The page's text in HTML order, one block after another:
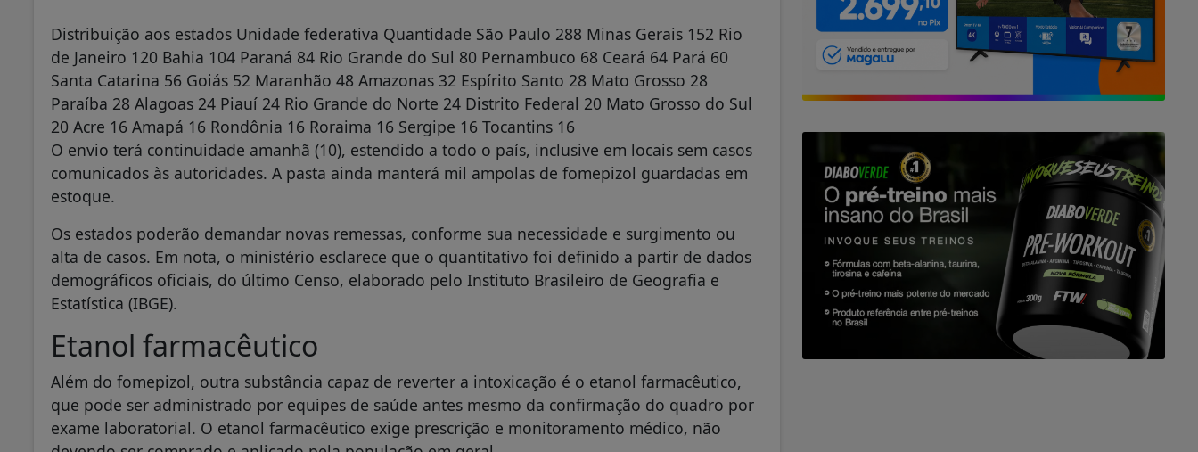
Distribuição aos estados Unidade federativa Quantidade São Paulo 288 Minas Gerais 152 Rio
de Janeiro 120 Bahia 104 Paraná 84 Rio Grande do Sul 80 Pernambuco 68 Ceará 64 Pará 60
Santa Catarina 56 Goiás 52 Maranhão 48 Amazonas 32 Espírito Santo 28 Mato Grosso 28
Paraíba 28 Alagoas 24 Piauí 24 Rio Grande do Norte 24 Distrito Federal 20 Mato Grosso do Sul
20 Acre 16 Amapá 16 Rondônia 16 Roraima 16 Sergipe 16 Tocantins 16
O envio terá continuidade amanhã (10), estendido a todo o país, inclusive em locais sem casos
comunicados às autoridades. A pasta ainda manterá mil ampolas de fomepizol guardadas em
estoque.
Os estados poderão demandar novas remessas, conforme sua necessidade e surgimento ou
alta de casos. Em nota, o ministério esclarece que o quantitativo foi definido a partir de dados
demográficos oficiais, do último Censo, elaborado pelo Instituto Brasileiro de Geografia e
Estatística (IBGE).
Etanol farmacêutico
Além do fomepizol, outra substância capaz de reverter a intoxicação é o etanol farmacêutico,
que pode ser administrado por equipes de saúde antes mesmo da confirmação do quadro por
exame laboratorial. O etanol farmacêutico exige prescrição e monitoramento médico, não